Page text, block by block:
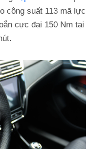
công suất 113 mã lực
cực đại 150 Nm tại